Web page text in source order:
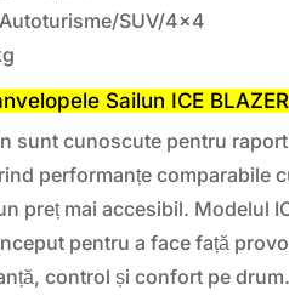
Autoturisme/SUV/4×4
Sailun ICE
sunt cunoscute pentru
performanțe comparabile
preț mai accesibil. Modelul
pentru a face față
control și confort pe drum.